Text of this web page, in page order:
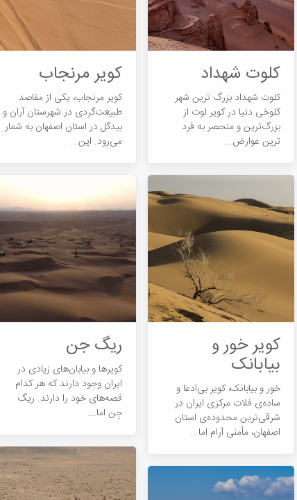
کلوت شهداد
کلوت شهداد بزرگ‌ ترین شهر
کلوخی دنیا در کویر لوت از
بزرگ‌ترین و منحصر به فرد
ترین عوارض...
کویر مرنجاب
کویر مرنجاب، یکی از مقاصد
طبیعت‎گردی در شهرستان آران و
بیدگل در استان اصفهان به شمار
می‎رود. این...
کویر خور و
بیابانک
خور و بیابانک، کویر بی‌ادعا و
ساده‌ی فلات مرکزی ایران در
شرقی‌ترین محدوده‌ی استان
اصفهان، مأمنی آرام اما...
ریگ جن
کویرها و بیابان‌های زیادی در
ایران وجود دارند که هر کدام
قصه‌های خود را دارند. ریگ
جِن اما...